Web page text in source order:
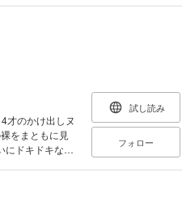
才のかけ出しヌ
をまともに見
にドキドキな毎
試し読み
フォロー